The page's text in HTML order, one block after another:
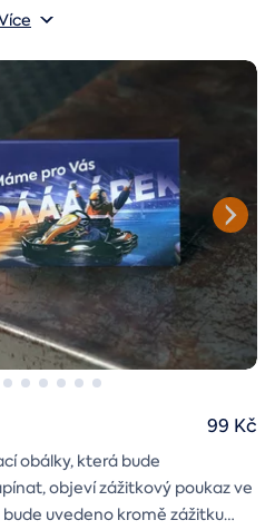
stírání. Jedno je jisté, u nás
obálky, která bude
objeví zážitkový poukaz ve
uvedeno kromě zážitku
99 Kč